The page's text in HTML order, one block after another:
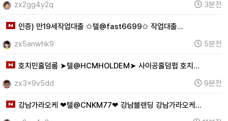
zx2gg4y2q
3분전
인증) 만19세작업대출 ✩텔@fast6699✩ 작업대출…
zx5anwhk9
5분전
호치민홀덤룸 ➤텔@HCMHOLDEM➤ 사이공홀덤펍 호치…
zx3x9v5dd
9분전
강남가라오케 ❤텔@CNKM77❤ 강남블랜딩 강남가라오케…